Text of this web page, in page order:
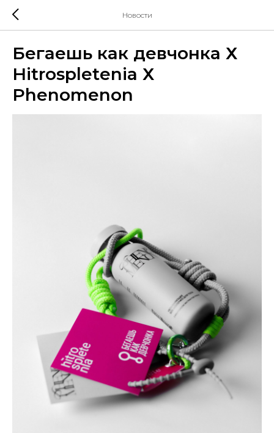
Новости
Бегаешь как девчонка Х
Hitrospletenia Х
Phenomenon